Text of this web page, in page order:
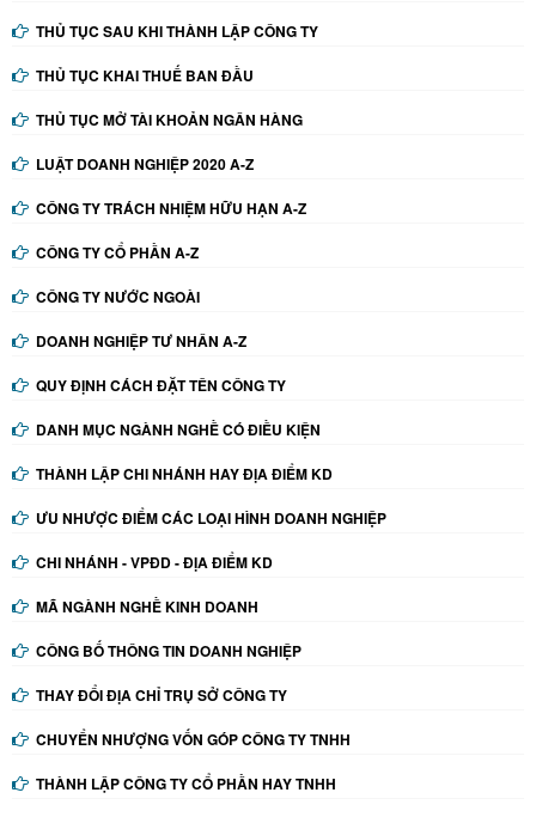
THỦ TỤC SAU KHI THÀNH LẬP CÔNG TY
THỦ TỤC KHAI THUẾ BAN ĐẦU
THỦ TỤC MỞ TÀI KHOẢN NGÂN HÀNG
LUẬT DOANH NGHIỆP 2020 A-Z
CÔNG TY TRÁCH NHIỆM HỮU HẠN A-Z
CÔNG TY CỔ PHẦN A-Z
CÔNG TY NƯỚC NGOÀI
DOANH NGHIỆP TƯ NHÂN A-Z
QUY ĐỊNH CÁCH ĐẶT TÊN CÔNG TY
DANH MỤC NGÀNH NGHỀ CÓ ĐIỀU KIỆN
THÀNH LẬP CHI NHÁNH HAY ĐỊA ĐIỂM KD
ƯU NHƯỢC ĐIỂM CÁC LOẠI HÌNH DOANH NGHIỆP
CHI NHÁNH - VPĐD - ĐỊA ĐIỂM KD
MÃ NGÀNH NGHỀ KINH DOANH
CÔNG BỐ THÔNG TIN DOANH NGHIỆP
THAY ĐỔI ĐỊA CHỈ TRỤ SỞ CÔNG TY
CHUYỂN NHƯỢNG VỐN GÓP CÔNG TY TNHH
THÀNH LẬP CÔNG TY CỔ PHẦN HAY TNHH